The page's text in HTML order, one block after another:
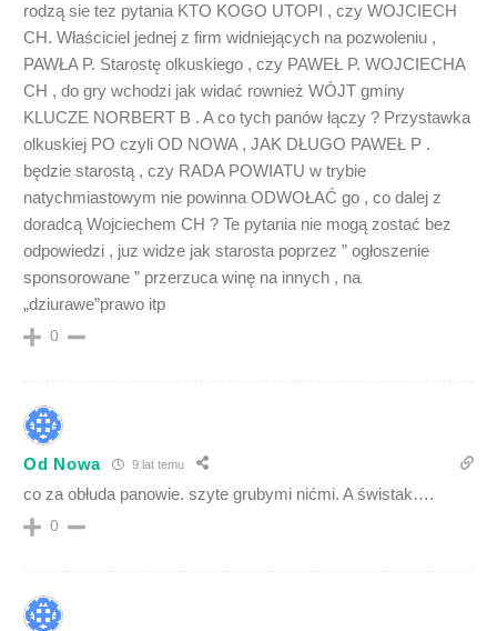
rodzą sie tez pytania KTO KOGO UTOPI , czy WOJCIECH
CH. Właściciel jednej z firm widniejących na pozwoleniu ,
PAWŁA P. Starostę olkuskiego , czy PAWEŁ P. WOJCIECHA
CH , do gry wchodzi jak widać rownież WÓJT gminy
KLUCZE NORBERT B . A co tych panów łączy ? Przystawka
olkuskiej PO czyli OD NOWA , JAK DŁUGO PAWEŁ P .
będzie starostą , czy RADA POWIATU w trybie
natychmiastowym nie powinna ODWOŁAĆ go , co dalej z
doradcą Wojciechem CH ? Te pytania nie mogą zostać bez
odpowiedzi , juz widze jak starosta poprzez ” ogłoszenie
sponsorowane ” przerzuca winę na innych , na
„dziurawe”prawo itp
0
Od Nowa 9 lat temu
co za obłuda panowie. szyte grubymi nićmi. A świstak….
0